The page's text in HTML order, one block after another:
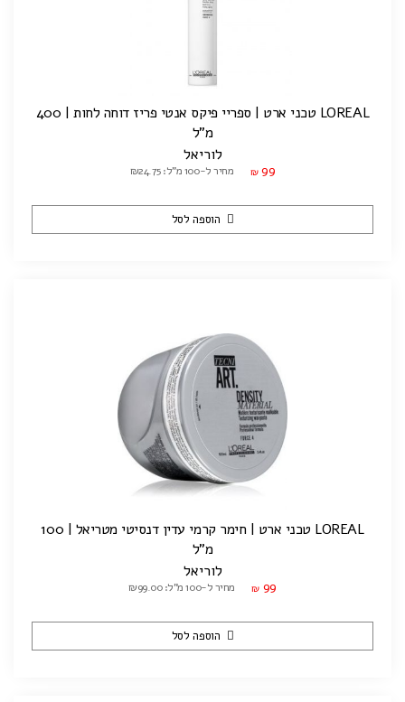
LOREAL טכני ארט | ספריי פיקס אנטי פריז דוחה לחות | 400
מ"ל
לוריאל
₪ 99 מחיר ל-100 מ"ל: ₪24.75
הוספה לסל
LOREAL טכני ארט | חימר קרמי עדין דנסיטי מטריאל | 100
מ"ל
לוריאל
₪ 99 מחיר ל-100 מ"ל: ₪99.00
הוספה לסל